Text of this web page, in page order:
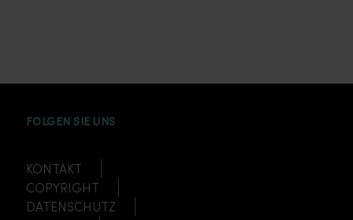
FOLGEN SIE UNS
KONTAKT
COPYRIGHT
DATENSCHUTZ